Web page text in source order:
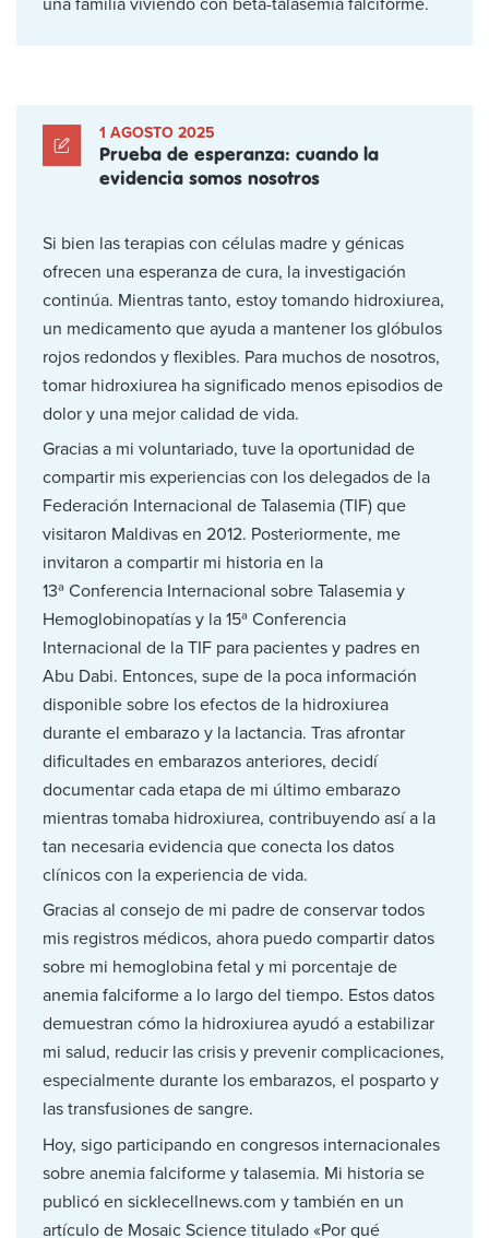
una familia viviendo con beta-talasemia falciforme.
1 AGOSTO 2025
Prueba de esperanza: cuando la
evidencia somos nosotros
Si bien las terapias con células madre y génicas
ofrecen una esperanza de cura, la investigación
continúa. Mientras tanto, estoy tomando hidroxiurea,
un medicamento que ayuda a mantener los glóbulos
rojos redondos y flexibles. Para muchos de nosotros,
tomar hidroxiurea ha significado menos episodios de
dolor y una mejor calidad de vida.
Gracias a mi voluntariado, tuve la oportunidad de
compartir mis experiencias con los delegados de la
Federación Internacional de Talasemia (TIF) que
visitaron Maldivas en 2012. Posteriormente, me
invitaron a compartir mi historia en la
13ª Conferencia Internacional sobre Talasemia y
Hemoglobinopatías y la 15ª Conferencia
Internacional de la TIF para pacientes y padres en
Abu Dabi. Entonces, supe de la poca información
disponible sobre los efectos de la hidroxiurea
durante el embarazo y la lactancia. Tras afrontar
dificultades en embarazos anteriores, decidí
documentar cada etapa de mi último embarazo
mientras tomaba hidroxiurea, contribuyendo así a la
tan necesaria evidencia que conecta los datos
clínicos con la experiencia de vida.
Gracias al consejo de mi padre de conservar todos
mis registros médicos, ahora puedo compartir datos
sobre mi hemoglobina fetal y mi porcentaje de
anemia falciforme a lo largo del tiempo. Estos datos
demuestran cómo la hidroxiurea ayudó a estabilizar
mi salud, reducir las crisis y prevenir complicaciones,
especialmente durante los embarazos, el posparto y
las transfusiones de sangre.
Hoy, sigo participando en congresos internacionales
sobre anemia falciforme y talasemia. Mi historia se
publicó en sicklecellnews.com y también en un
artículo de Mosaic Science titulado «Por qué